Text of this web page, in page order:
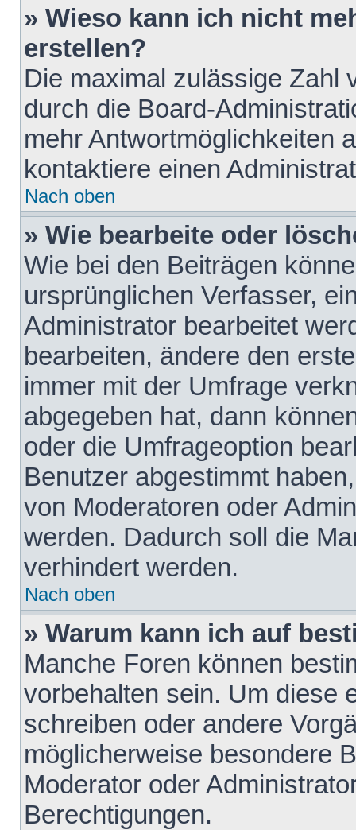
» Wieso kann ich nicht
erstellen?
Die maximal zulässige Zahl
durch die Board-
mehr Antwortmöglichkeiten
kontaktiere einen
Nach oben
» Wie bearbeite oder
Wie bei den Beiträgen
ursprünglichen Verfasser,
Administrator bearbeitet
bearbeiten, ändere den
immer mit der Umfrage
abgegeben hat, dann
oder die Umfrageoption
Benutzer abgestimmt
von Moderatoren oder
werden. Dadurch soll die
verhindert werden.
Nach oben
» Warum kann ich auf
Manche Foren können
vorbehalten sein. Um diese
schreiben oder andere
möglicherweise besondere
Moderator oder
Berechtigungen.